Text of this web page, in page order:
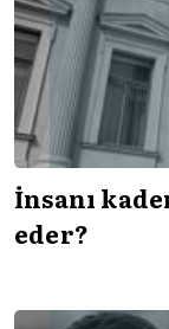
İnsanı
eder?